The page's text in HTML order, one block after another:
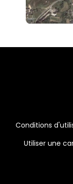
Conditions
Utiliser une